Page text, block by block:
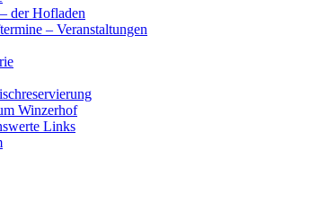
der Hofladen
– Veranstaltungen
Winzerhof
Links